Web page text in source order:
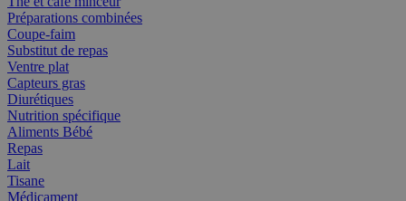
Préparations combinées
Coupe-faim
Substitut de repas
Ventre plat
Capteurs gras
Diurétiques
Nutrition spécifique
Aliments Bébé
Repas
Lait
Tisane
Médicament